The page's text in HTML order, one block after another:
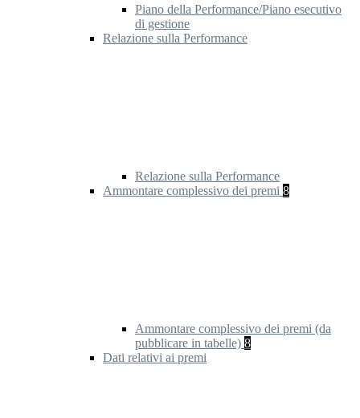
Piano della Performance/Piano esecutivo
di gestione
Relazione sulla Performance
Relazione sulla Performance
Ammontare complessivo dei premi 8
Ammontare complessivo dei premi (da
pubblicare in tabelle) 8
Dati relativi ai premi